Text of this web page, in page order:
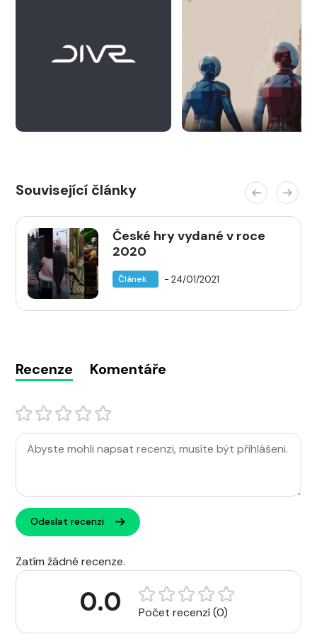
Související články
České hry vydané v roce
2020
Článek - 24/01/2021
Recenze Komentáře
Odeslat recenzi
Zatím žádné recenze.
0.0 Počet recenzí (0)